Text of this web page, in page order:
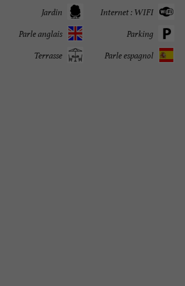
Internet : WIFI
Jardin
Parking
Parle anglais
Parle espagnol
Terrasse